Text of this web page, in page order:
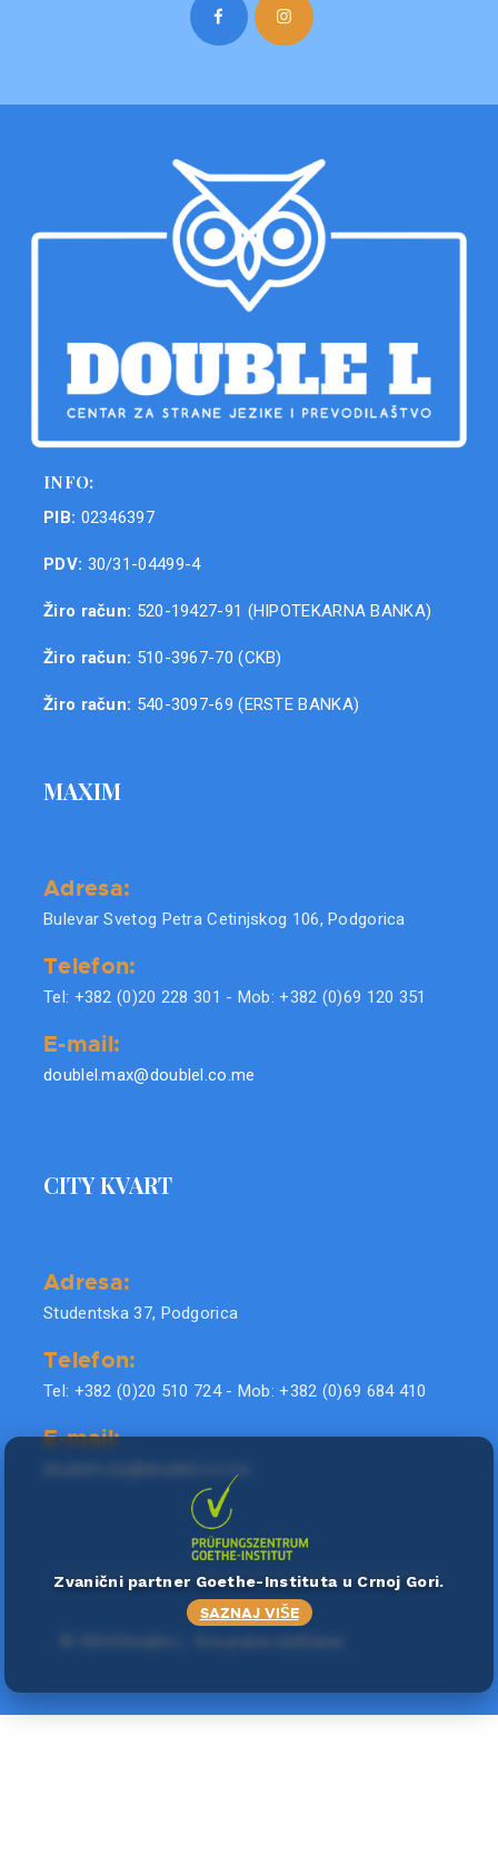
INFO:
PIB: 02346397
PDV: 30/31-04499-4
Žiro račun: 520-19427-91 (HIPOTEKARNA BANKA)
Žiro račun: 510-3967-70 (CKB)
Žiro račun: 540-3097-69 (ERSTE BANKA)
MAXIM
Adresa:
Bulevar Svetog Petra Cetinjskog 106, Podgorica
Telefon:
Tel: +382 (0)20 228 301 - Mob: +382 (0)69 120 351
E-mail:
doublel.max@doublel.co.me
CITY KVART
Adresa:
Studentska 37, Podgorica
Telefon:
Tel: +382 (0)20 510 724 - Mob: +382 (0)69 684 410
E-mail:
Zvanični partner Goethe-Instituta u Crnoj Gori.
SAZNAJ VIŠE